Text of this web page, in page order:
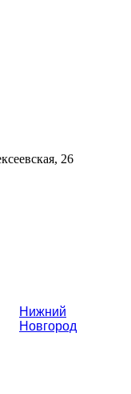
26
Нижний
Новгород